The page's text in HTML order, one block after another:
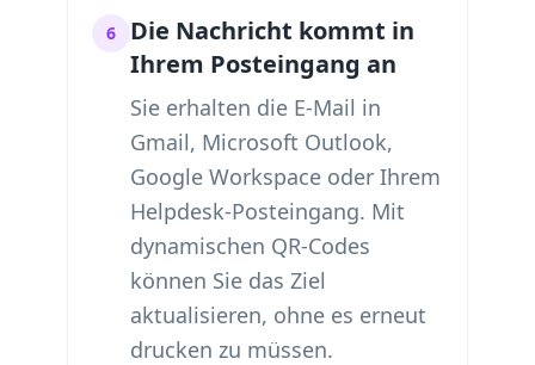
6
Die Nachricht kommt in
Ihrem Posteingang an
Sie erhalten die E-Mail in
Gmail, Microsoft Outlook,
Google Workspace oder Ihrem
Helpdesk-Posteingang. Mit
dynamischen QR-Codes
können Sie das Ziel
aktualisieren, ohne es erneut
drucken zu müssen.